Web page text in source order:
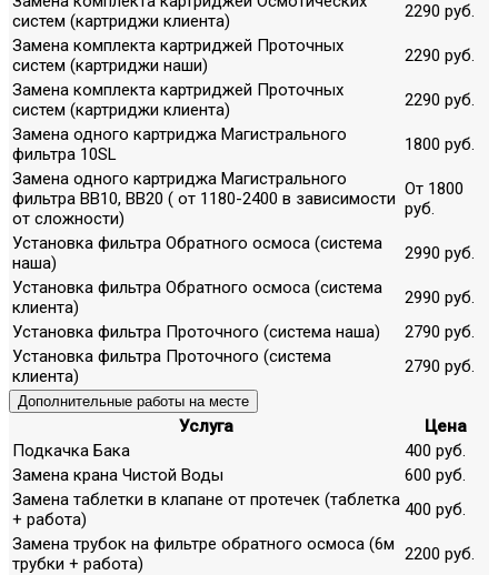
систем (картриджи клиента)
2290 руб.
Замена комплекта картриджей Проточных
систем (картриджи наши)
2290 руб.
Замена комплекта картриджей Проточных
систем (картриджи клиента)
2290 руб.
Замена одного картриджа Магистрального
фильтра 10SL
1800 руб.
Замена одного картриджа Магистрального
фильтра ВВ10, ВВ20 ( от 1180-2400 в зависимости
от сложности)
От 1800
руб.
Установка фильтра Обратного осмоса (система
наша)
2990 руб.
Установка фильтра Обратного осмоса (система
клиента)
2990 руб.
Установка фильтра Проточного (система наша)
2790 руб.
Установка фильтра Проточного (система
клиента)
2790 руб.
Дополнительные работы на месте
Услуга
Цена
Подкачка Бака
400 руб.
Замена крана Чистой Воды
600 руб.
Замена таблетки в клапане от протечек (таблетка
+ работа)
400 руб.
Замена трубок на фильтре обратного осмоса (6м
трубки + работа)
2200 руб.